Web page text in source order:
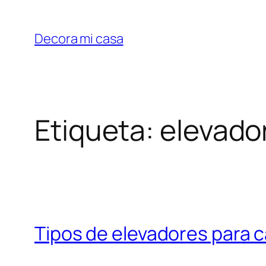
contenido
Decora mi casa
Etiqueta:
Tipos de elevadores para